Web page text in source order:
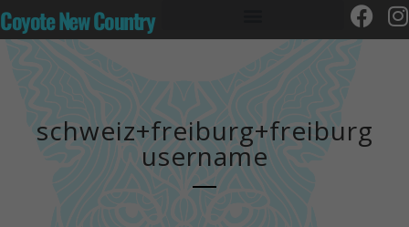
Coyote New Country
schweiz+freiburg+freiburg
username